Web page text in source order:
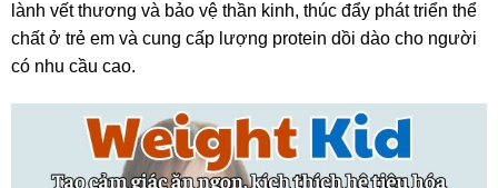
lành vết thương và bảo vệ thần kinh, thúc đẩy phát triển thể
chất ở trẻ em và cung cấp lượng protein dồi dào cho người
có nhu cầu cao.